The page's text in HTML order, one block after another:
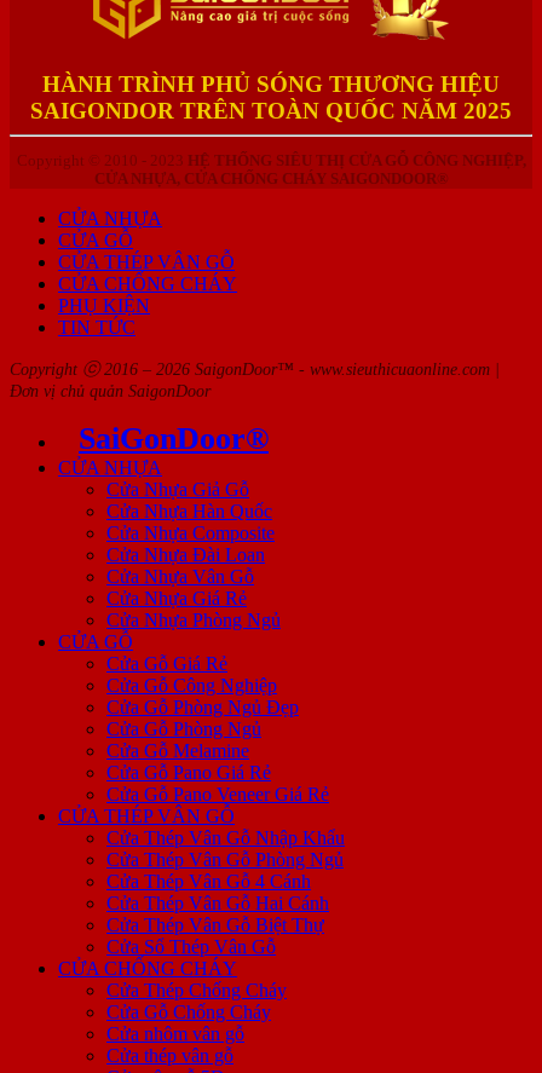
HÀNH TRÌNH PHỦ SÓNG THƯƠNG HIỆU
SAIGONDOR TRÊN TOÀN QUỐC NĂM 2025
Copyright © 2010 - 2023 HỆ THỐNG SIÊU THỊ CỬA GỖ CÔNG NGHIỆP,
CỬA NHỰA, CỬA CHỐNG CHÁY SAIGONDOOR®
CỬA NHỰA
CỬA GỖ
CỬA THÉP VÂN GỖ
CỬA CHỐNG CHÁY
PHỤ KIỆN
TIN TỨC
Copyright ⓒ 2016 – 2026 SaigonDoor™ - www.sieuthicuaonline.com |
Đơn vị chủ quản SaigonDoor
SaiGonDoor®
CỬA NHỰA
Cửa Nhựa Giả Gỗ
Cửa Nhựa Hàn Quốc
Cửa Nhựa Composite
Cửa Nhựa Đài Loan
Cửa Nhựa Vân Gỗ
Cửa Nhựa Giá Rẻ
Cửa Nhựa Phòng Ngủ
CỬA GỖ
Cửa Gỗ Giá Rẻ
Cửa Gỗ Công Nghiệp
Cửa Gỗ Phòng Ngủ Đẹp
Cửa Gỗ Phòng Ngủ
Cửa Gỗ Melamine
Cửa Gỗ Pano Giá Rẻ
Cửa Gỗ Pano Veneer Giá Rẻ
CỬA THÉP VÂN GỖ
Cửa Thép Vân Gỗ Nhập Khẩu
Cửa Thép Vân Gỗ Phòng Ngủ
Cửa Thép Vân Gỗ 4 Cánh
Cửa Thép Vân Gỗ Hai Cánh
Cửa Thép Vân Gỗ Biệt Thự
Cửa Sổ Thép Vân Gỗ
CỬA CHỐNG CHÁY
Cửa Thép Chống Cháy
Cửa Gỗ Chống Cháy
Cửa nhôm vân gỗ
Cửa thép vân gỗ